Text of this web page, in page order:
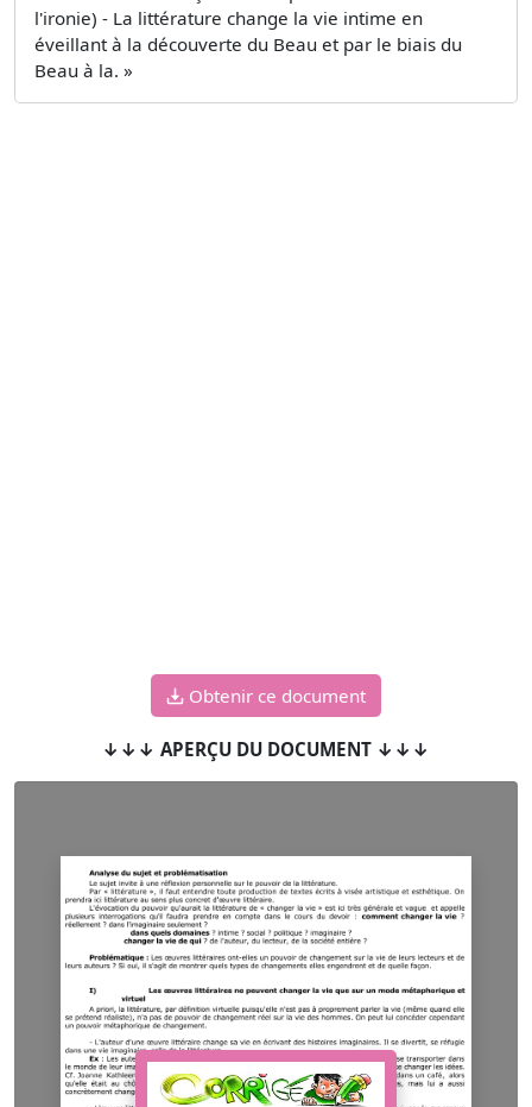
l'ironie) - La littérature change la vie intime en
éveillant à la découverte du Beau et par le biais du
Beau à la. »
Obtenir ce document
↓↓↓ APERÇU DU DOCUMENT ↓↓↓